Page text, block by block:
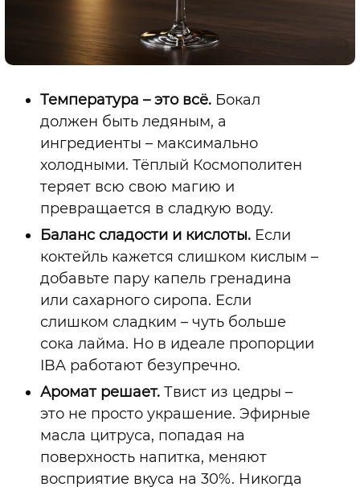
Температура – это всё.Бокал
должен быть ледяным, а
ингредиенты –максимально
холодными. Тёплый Космополитен
теряет всю свою магию и
превращается в сладкую воду.
Баланс сладости и кислоты.Если
коктейль кажется слишком кислым –
добавьте пару капель гренадина
или сахарного сиропа. Если
слишком сладким –чуть больше
сока лайма. Но в идеале пропорции
IBA работают безупречно.
Аромат решает. Твист из цедры –
это не просто украшение. Эфирные
масла цитруса, попадая на
поверхность напитка, меняют
восприятие вкуса на 30%. Никогда